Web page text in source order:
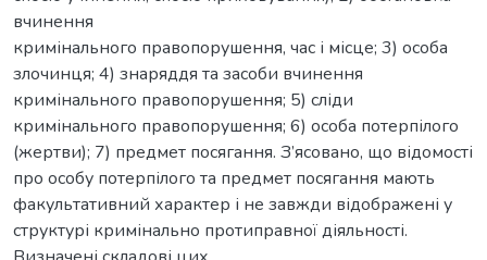
вчинення
кримінального правопорушення, час і місце; 3) особа
злочинця; 4) знаряддя та засоби вчинення
кримінального правопорушення; 5) сліди
кримінального правопорушення; 6) особа потерпілого
(жертви); 7) предмет посягання. З’ясовано, що відомості
про особу потерпілого та предмет посягання мають
факультативний характер і не завжди відображені у
структурі кримінально протиправної діяльності.